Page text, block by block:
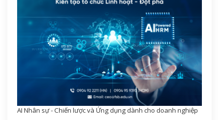
AI Nhân sự - Chiến lược và Ứng dụng dành cho doanh nghiệp